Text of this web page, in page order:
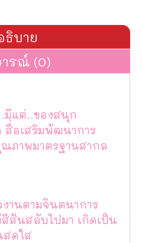
ธิบาย
รณ์ (0)
แต่..ของสนุก
สื่อเสริมพัฒนาการ
ณภาพมาตรฐานสากล
งานตามจินตนาการ
สันสลับไปมา เกิดเป็น
สดใส